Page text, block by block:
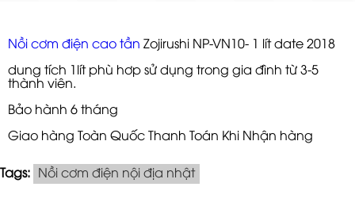
Nồi cơm điện cao tần Zojirushi NP-VN10- 1 lít date 2018
dung tích 1lít phù hơp sử dụng trong gia đình từ 3-5
thành viên.
Bảo hành 6 tháng
Giao hàng Toàn Quốc Thanh Toán Khi Nhận hàng
Tags: Nồi cơm điện nội địa nhật